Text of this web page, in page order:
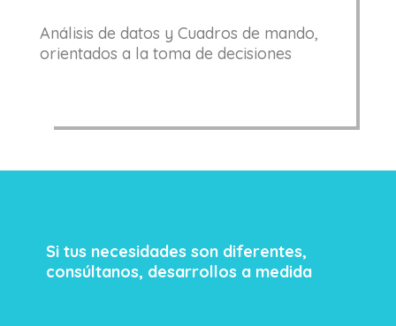
Análisis de datos y Cuadros de mando,
orientados a la toma de decisiones
Si tus necesidades son diferentes,
consúltanos, desarrollos a medida